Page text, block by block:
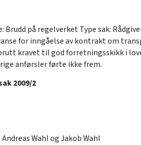
på regelverket Type sak:
for inngåelse av kontrakt om
kravet til god forretningsskikk i
anførsler førte ikke frem.
2009/2
Wahl og Jakob Wahl